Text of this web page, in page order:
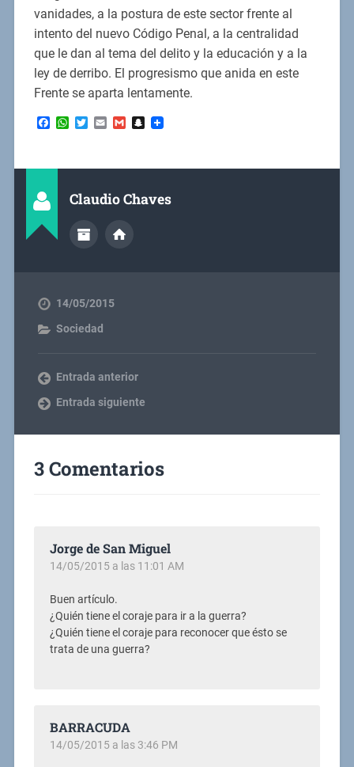
vanidades, a la postura de este sector frente al
intento del nuevo Código Penal, a la centralidad
que le dan al tema del delito y la educación y a la
ley de derribo. El progresismo que anida en este
Frente se aparta lentamente.
Facebook
WhatsApp
Twitter
EmailGmailSnapchat
Claudio Chaves
14/05/2015
Sociedad
Entrada anterior
Entrada siguiente
3 Comentarios
Jorge de San Miguel
14/05/2015 a las 11:01 AM
Buen artículo.
¿Quién tiene el coraje para ir a la guerra?
¿Quién tiene el coraje para reconocer que ésto se
trata de una guerra?
BARRACUDA
14/05/2015 a las 3:46 PM